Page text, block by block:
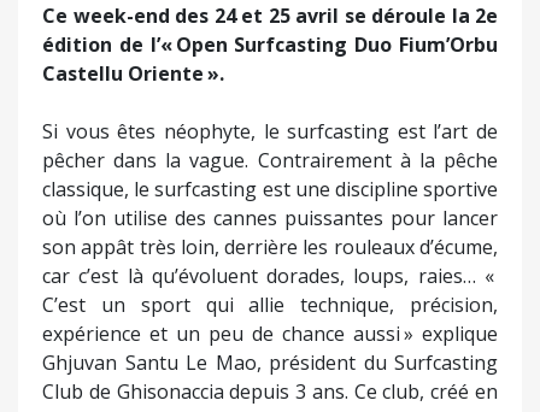
Ce week-end des 24 et 25 avril se déroule la 2e
édition de l’« Open Surfcasting Duo Fium’Orbu
Castellu Oriente ».
Si vous êtes néophyte, le surfcasting est l’art de
pêcher dans la vague. Contrairement à la pêche
classique, le surfcasting est une discipline sportive
où l’on utilise des cannes puissantes pour lancer
son appât très loin, derrière les rouleaux d’écume,
car c’est là qu’évoluent dorades, loups, raies… «
C’est un sport qui allie technique, précision,
expérience et un peu de chance aussi » explique
Ghjuvan Santu Le Mao, président du Surfcasting
Club de Ghisonaccia depuis 3 ans. Ce club, créé en